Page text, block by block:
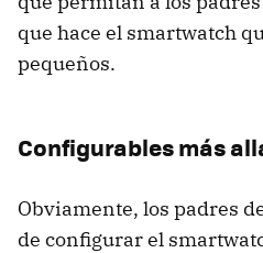
que hace el smartwatch
pequeños.
Configurables más
Obviamente, los padres
de configurar el